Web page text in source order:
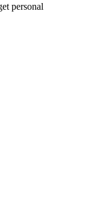
personal